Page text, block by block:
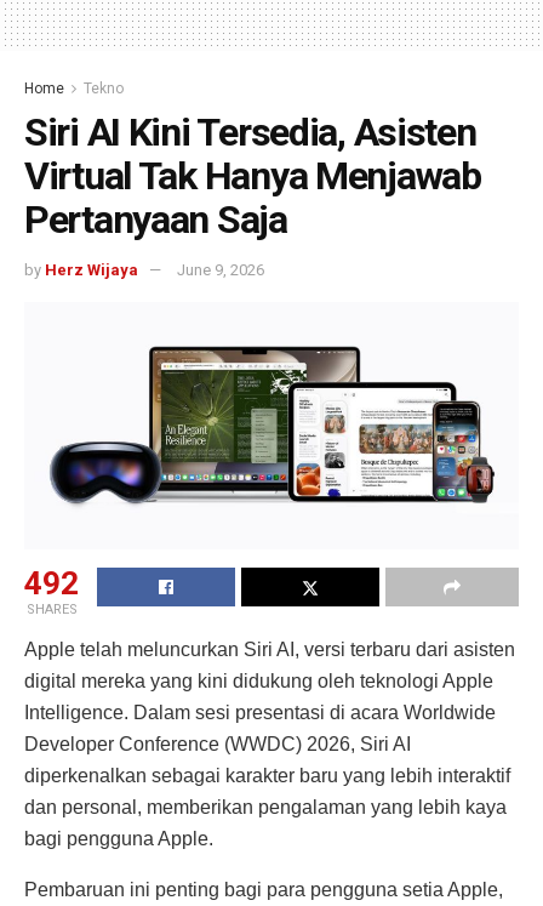
Home Tekno
Siri AI Kini Tersedia, Asisten
Virtual Tak Hanya Menjawab
Pertanyaan Saja
by Herz Wijaya June 9, 2026
492
SHARES
Apple telah meluncurkan Siri AI, versi terbaru dari asisten
digital mereka yang kini didukung oleh teknologi Apple
Intelligence. Dalam sesi presentasi di acara Worldwide
Developer Conference (WWDC) 2026, Siri AI
diperkenalkan sebagai karakter baru yang lebih interaktif
dan personal, memberikan pengalaman yang lebih kaya
bagi pengguna Apple.
Pembaruan ini penting bagi para pengguna setia Apple,